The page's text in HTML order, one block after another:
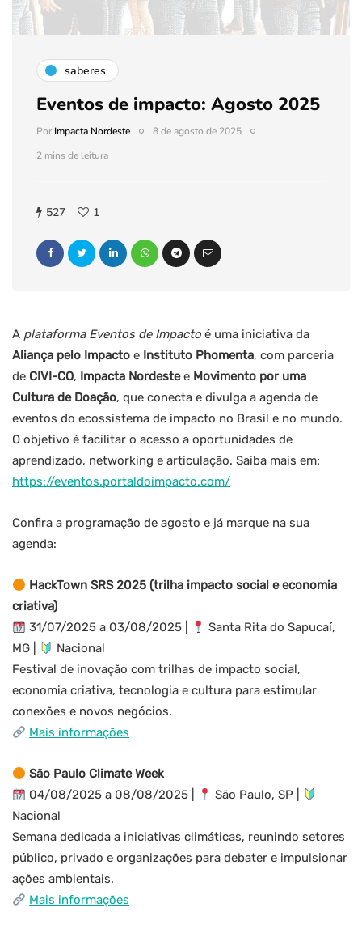
saberes
Eventos de impacto: Agosto 2025
PorImpacta Nordeste
8 de agosto de 2025
2 mins de leitura
527 1
A plataforma Eventos de Impacto é uma iniciativa da
Aliança pelo Impacto e Instituto Phomenta, com parceria
de CIVI-CO, Impacta Nordestee Movimento por uma
Cultura de Doação, que conecta e divulga a agenda de
eventos do ecossistema de impacto no Brasil e no mundo.
O objetivo é facilitar o acesso a oportunidades de
aprendizado, networking e articulação. Saiba mais em:
https://eventos.portaldoimpacto.com/
Confira a programação de agosto e já marque na sua
agenda:
HackTown SRS 2025 (trilha impacto social e economia
criativa)
31/07/2025 a 03/08/2025 |
Santa Rita do Sapucaí,
MG |
Nacional
Festival de inovação com trilhas de impacto social,
economia criativa, tecnologia e cultura para estimular
conexões e novos negócios.
Mais informações
São Paulo Climate Week
04/08/2025 a 08/08/2025 |
São Paulo, SP |
Nacional
Semana dedicada a iniciativas climáticas, reunindo setores
público, privado e organizações para debater e impulsionar
ações ambientais.
Mais informações